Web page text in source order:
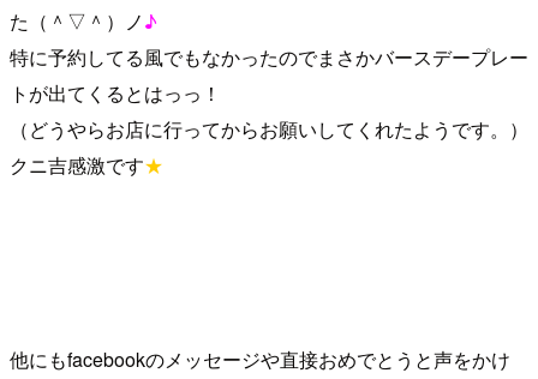
た（＾▽＾）ノ♪
特に予約してる風でもなかったのでまさかバースデープレー
トが出てくるとはっっ！
（どうやらお店に行ってからお願いしてくれたようです。）
クニ吉感激です★
他にもfacebookのメッセージや直接おめでとうと声をかけ